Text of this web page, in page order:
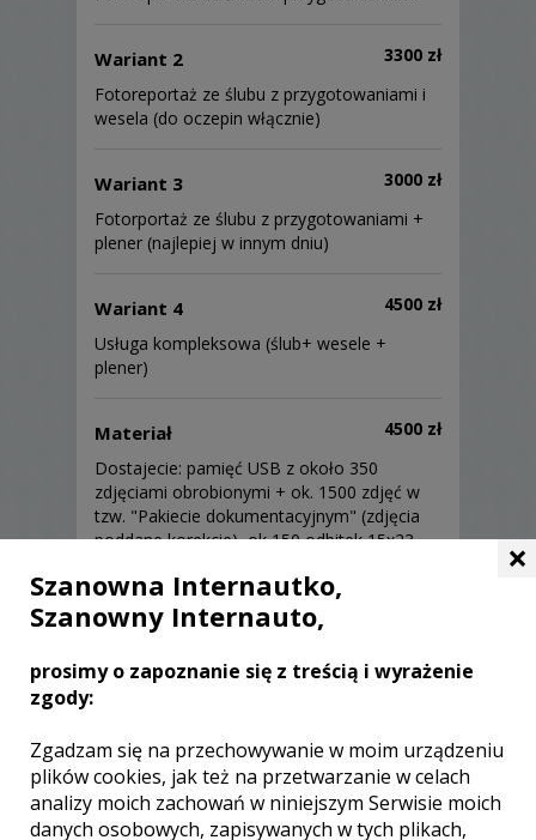
Wariant 2
3300 zł
Fotoreportaż ze ślubu z przygotowaniami i
wesela (do oczepin włącznie)
Wariant 3
3000 zł
Fotorportaż ze ślubu z przygotowaniami +
plener (najlepiej w innym dniu)
Wariant 4
4500 zł
Usługa kompleksowa (ślub+ wesele +
plener)
Materiał
4500 zł
Dostajecie: pamięć USB z około 350
zdjęciami obrobionymi + ok. 1500 zdjęć w
tzw. "Pakiecie dokumentacyjnym" (zdjęcia
poddane korekcie), ok 150 odbitek 15x23.
Opcja dodatkowa
stron) z okładką ze skóry naturalnej.
Pracuję na wysokiej klasy sprzęcie Sony.
Posiadam 4 pełnoklatkowe aparaty, co jest
gwarancją bezpieczeństwa - mojego i
×
Szanowna Internautko,
Szanowny Internauto,
prosimy o zapoznanie się z treścią i wyrażenie
zgody:
Zgadzam się na przechowywanie w moim urządzeniu
plików cookies, jak też na przetwarzanie w celach
analizy moich zachowań w niniejszym Serwisie moich
danych osobowych, zapisywanych w tych plikach,